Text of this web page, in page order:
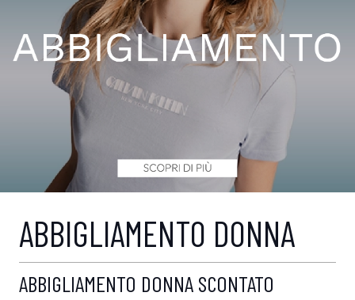
ABBIGLIAMENTO DONNA
ABBIGLIAMENTO DONNA SCONTATO